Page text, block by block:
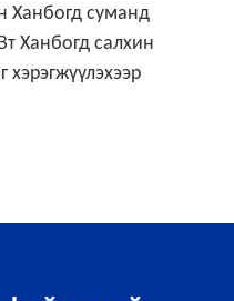
Ханбогд суманд
Ханбогд салхин
хэрэгжүүлэхээр